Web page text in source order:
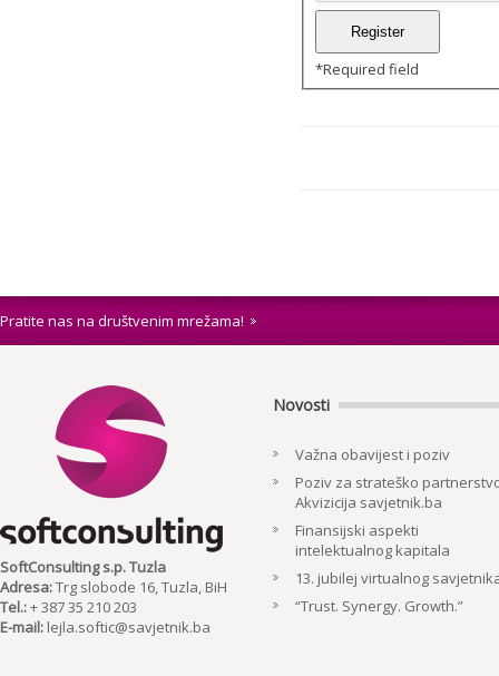
*Required field
Pratite nas na društvenim mrežama!
SoftConsulting s.p. Tuzla
Adresa:Trg slobode 16, Tuzla, BiH
Tel.:+ 387 35 210 203
E-mail: lejla.softic@savjetnik.ba
Novosti
Važna obavijest i poziv
Poziv za strateško
Akvizicija savjetnik.ba
Finansijski aspekti
intelektualnog kapitala
13. jubilej virtualnog
“Trust. Synergy. Growth.”